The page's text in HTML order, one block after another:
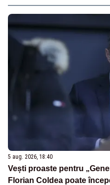
5 aug. 2026, 18:40
Vești proaste pentru
Florian Coldea poate